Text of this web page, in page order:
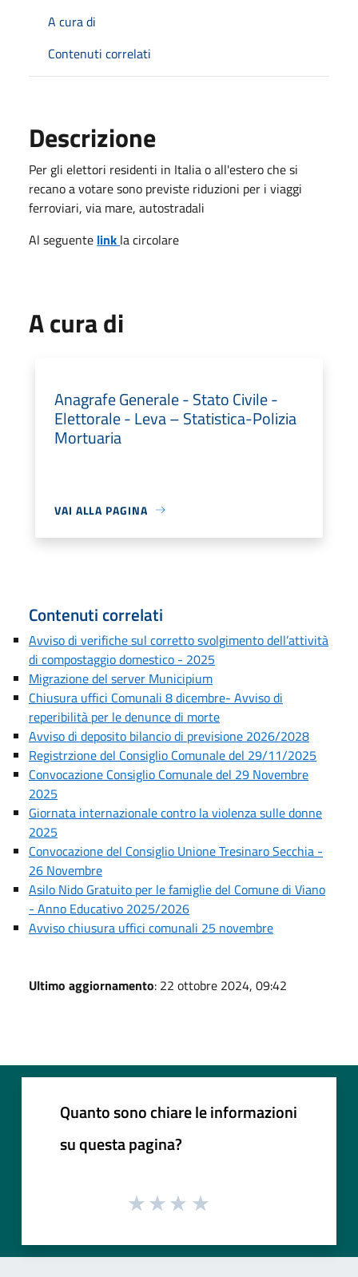
A cura di
Contenuti correlati
Descrizione
Per gli elettori residenti in Italia o all'estero che si
recano a votare sono previste riduzioni per i viaggi
ferroviari, via mare, autostradali
Al seguente link la circolare
A cura di
Anagrafe Generale - Stato Civile -
Elettorale - Leva – Statistica-Polizia
Mortuaria
VAI ALLA PAGINA
Contenuti correlati
Avviso di verifiche sul corretto svolgimento dell’attività
di compostaggio domestico - 2025
Migrazione del server Municipium
Chiusura uffici Comunali 8 dicembre- Avviso di
reperibilità per le denunce di morte
Avviso di deposito bilancio di previsione 2026/2028
Registrzione del Consiglio Comunale del 29/11/2025
Convocazione Consiglio Comunale del 29 Novembre
2025
Giornata internazionale contro la violenza sulle donne
2025
Convocazione del Consiglio Unione Tresinaro Secchia -
26 Novembre
Asilo Nido Gratuito per le famiglie del Comune di Viano
- Anno Educativo 2025/2026
Avviso chiusura uffici comunali 25 novembre
Ultimo aggiornamento: 22 ottobre 2024, 09:42
Quanto sono chiare le informazioni
su questa pagina?